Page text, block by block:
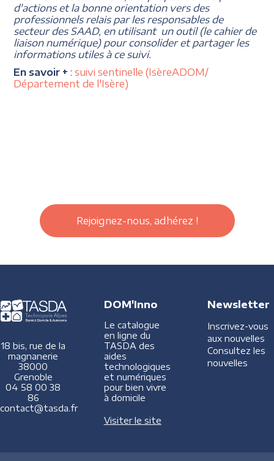
d'actions et la bonne orientation vers des
professionnels relais par les responsables de
secteur des SAAD, en utilisant un outil (le cahier de
liaison numérique) pour consolider et partager les
informations utiles à ce suivi.
En savoir + : suivi sentinelle (IsèreADOM/
Département de l'Isère)
Rejoignez-nous, adhérez !
18 bis, rue de la
magnanerie
38000
Grenoble
04 58 00 38
86
contact@tasda.fr
DOM'Inno
Le catalogue
en ligne du
TASDA des
aides
technologiques
et numériques
pour bien vivre
à domicile
Visiter le site
Newsletter
Inscrivez-vous
aux nouvelles
Consultez les
nouvelles